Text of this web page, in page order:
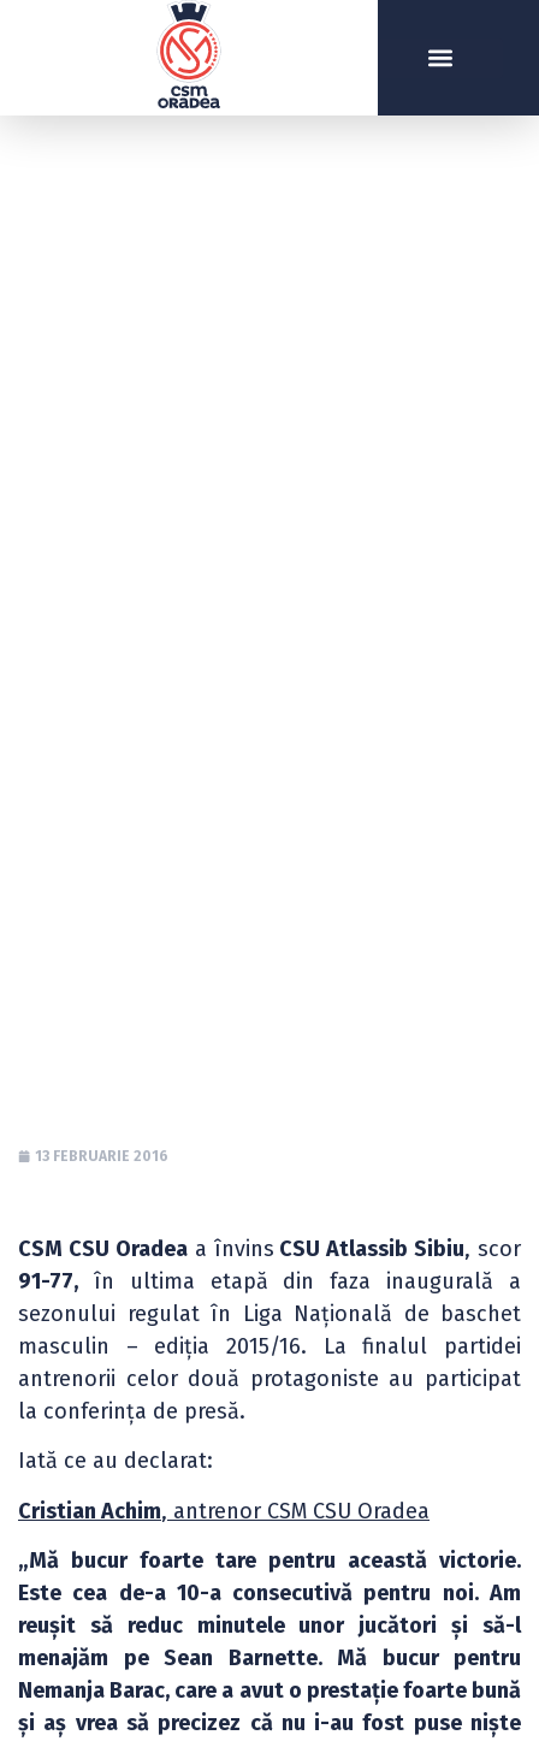
13 FEBRUARIE 2016
CSM CSU Oradeaa învins CSU Atlassib Sibiu, scor
91-77, în ultima etapă din faza inaugurală a
sezonului regulat în Liga Națională de baschet
masculin – ediția 2015/16. La finalul partidei
antrenorii celor două protagoniste au participat
la conferința de presă.
Iată ce au declarat:
Cristian Achim, antrenor CSM CSU Oradea
„Mă bucur foarte tare pentru această victorie.
Este cea de-a 10-a consecutivă pentru noi. Am
reușit să reduc minutele unor jucători și să-l
menajăm pe Sean Barnette. Mă bucur pentru
Nemanja Barac, care a avut o prestație foarte bună
și aș vrea să precizez că nu i-au fost puse niște